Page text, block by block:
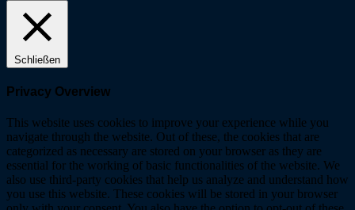
Schließen
Privacy Overview
This website uses cookies to improve your experience while you
navigate through the website. Out of these, the cookies that are
categorized as necessary are stored on your browser as they are
essential for the working of basic functionalities of the website. We
also use third-party cookies that help us analyze and understand how
you use this website. These cookies will be stored in your browser